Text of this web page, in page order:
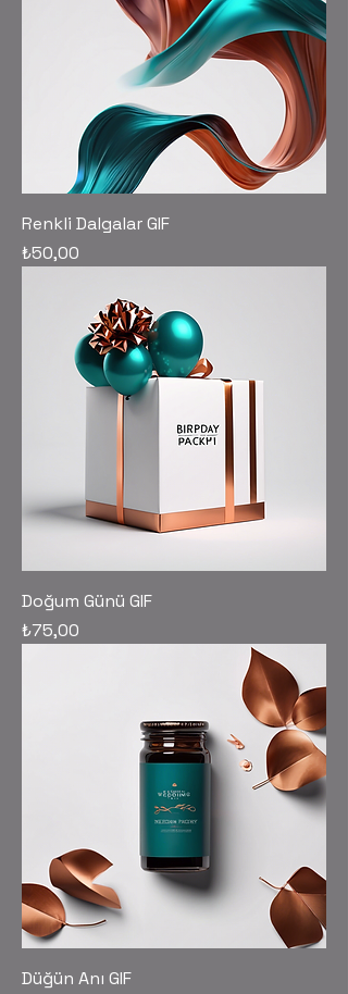
Renkli Dalgalar GIF
Fiyat
₺50,00
Doğum Günü GIF
Fiyat
₺75,00
Düğün Anı GIF